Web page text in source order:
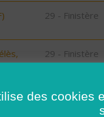
29 - Finistère
29 - Finistère
des cookies